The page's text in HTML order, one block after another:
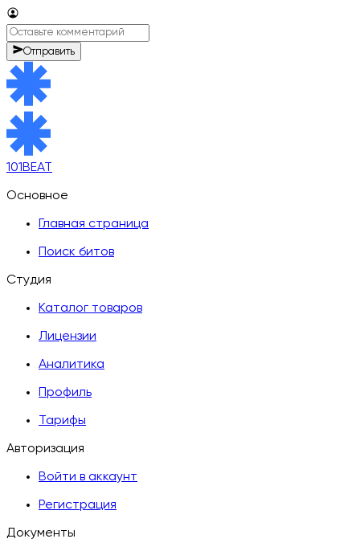
Отправить
101BEAT
Основное
Главная страница
Поиск битов
Студия
Каталог товаров
Лицензии
Аналитика
Профиль
Тарифы
Авторизация
Войти в аккаунт
Регистрация
Документы